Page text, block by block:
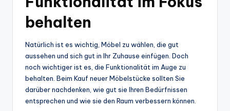
behalten
Natürlich ist es wichtig, Möbel zu wählen, die gut
aussehen und sich gut in Ihr Zuhause einfügen. Doch
noch wichtiger ist es, die Funktionalität im Auge zu
behalten. Beim Kauf neuer Möbelstücke sollten Sie
darüber nachdenken, wie gut sie Ihren Bedürfnissen
entsprechen und wie sie den Raum verbessern können.